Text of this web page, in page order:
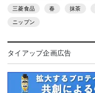
三菱食品 春 抹茶
ニップン
タイアップ企画広告